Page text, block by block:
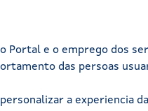
Portal e o emprego dos
das persoas
a experiencia